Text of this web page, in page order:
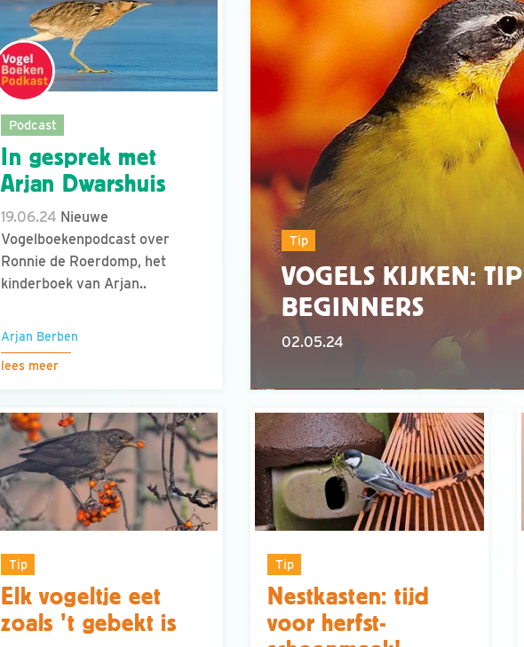
Podcast
In gesprek met
Arjan Dwarshuis
19.06.24 Nieuwe
Vogelboekenpodcast over
Ronnie de Roerdomp, het
kinderboek van Arjan..
Arjan Berben
lees meer
Tip
VOGELS KIJKEN:
BEGINNERS
02.05.24
Tip
Elk vogeltje eet
zoals 't gebekt is
Tip
Nestkasten: tijd
voor herfst-